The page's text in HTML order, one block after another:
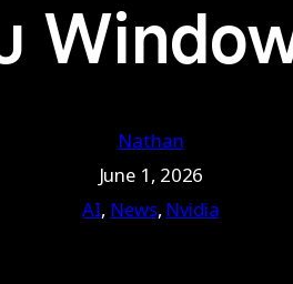
Nathan
June 1, 2026
AI, News, Nvidia